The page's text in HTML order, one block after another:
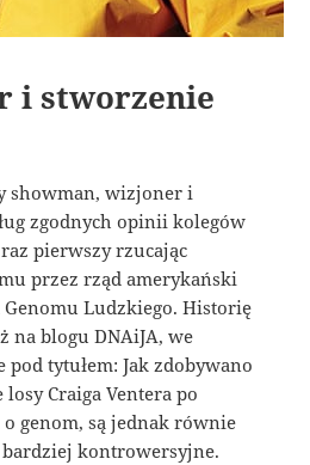
i stworzenie
showman, wizjoner i
zgodnych opinii kolegów
raz pierwszy rzucając
przez rząd amerykański
Ludzkiego. Historię
na blogu DNAiJA, we
tytułem: Jak zdobywano
losy Craiga Ventera po
genom, są jednak równie
kontrowersyjne.